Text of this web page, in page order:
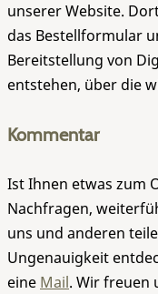
unserer Website.
das Bestellformular
Bereitstellung von
entstehen, über die
Kommentar
Ist Ihnen etwas zum
Nachfragen,
uns und anderen
Ungenauigkeit
eine Mail. Wir freuen